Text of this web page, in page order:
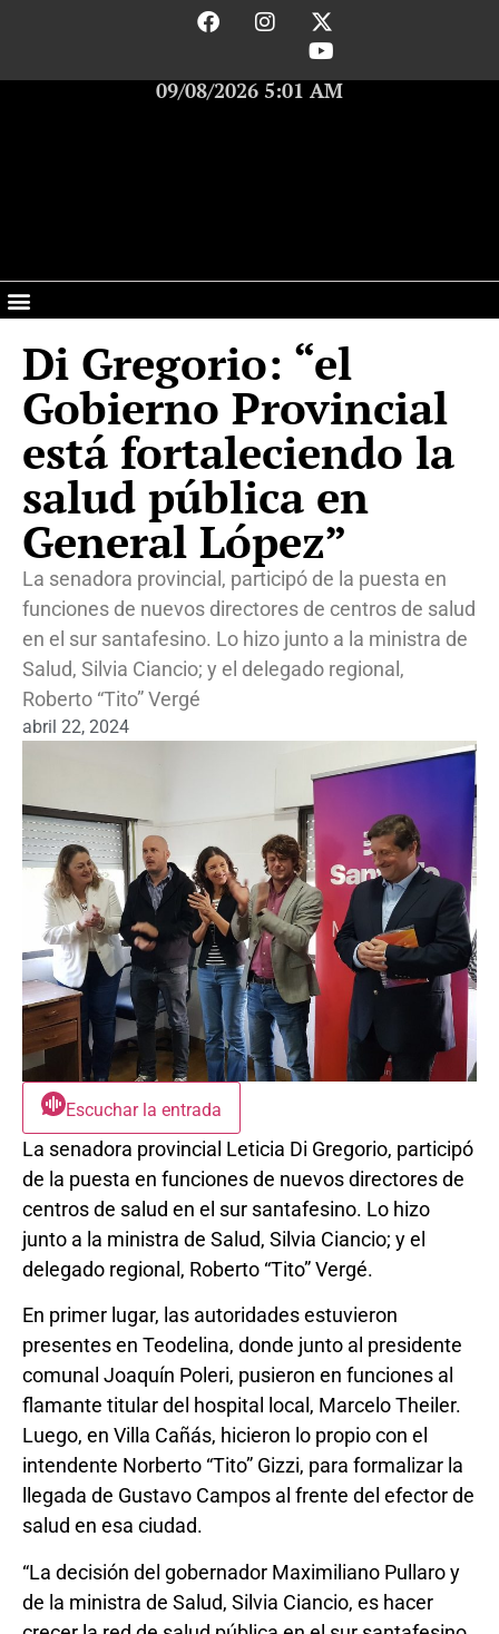
09/08/2026 5:01 AM
Di Gregorio: “el
Gobierno Provincial
está fortaleciendo la
salud pública en
General López”
La senadora provincial, participó de la puesta en
funciones de nuevos directores de centros de salud
en el sur santafesino. Lo hizo junto a la ministra de
Salud, Silvia Ciancio; y el delegado regional,
Roberto “Tito” Vergé
abril 22, 2024
Escuchar la entrada
La senadora provincial Leticia Di Gregorio, participó
de la puesta en funciones de nuevos directores de
centros de salud en el sur santafesino. Lo hizo
junto a la ministra de Salud, Silvia Ciancio; y el
delegado regional, Roberto “Tito” Vergé.
En primer lugar, las autoridades estuvieron
presentes en Teodelina, donde junto al presidente
comunal Joaquín Poleri, pusieron en funciones al
flamante titular del hospital local, Marcelo Theiler.
Luego, en Villa Cañás, hicieron lo propio con el
intendente Norberto “Tito” Gizzi, para formalizar la
llegada de Gustavo Campos al frente del efector de
salud en esa ciudad.
“La decisión del gobernador Maximiliano Pullaro y
de la ministra de Salud, Silvia Ciancio, es hacer